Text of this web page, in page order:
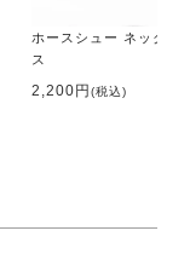
ホースシュー ネックレ
ス
2,200円(税込)